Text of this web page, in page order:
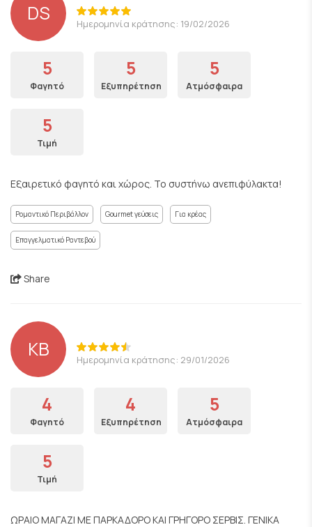
DS Ημερομηνία κράτησης: 19/02/2026
5
Φαγητό
5
Εξυπηρέτηση
5
Ατμόσφαιρα
5
Τιμή
Εξαιρετικό φαγητό και χώρος. Το συστήνω ανεπιφύλακτα!
Ρομαντικό Περιβάλλον Gourmet γεύσεις Για κρέας
Επαγγελματικό Ραντεβού
Share
ΚΒ Ημερομηνία κράτησης: 29/01/2026
4
Φαγητό
4
Εξυπηρέτηση
5
Ατμόσφαιρα
5
Τιμή
ΩΡΑΙΟ ΜΑΓΑΖΙ ΜΕ ΠΑΡΚΑΔΟΡΟ ΚΑΙ ΓΡΗΓΟΡΟ ΣΕΡΒΙΣ. ΓΕΝΙΚΑ